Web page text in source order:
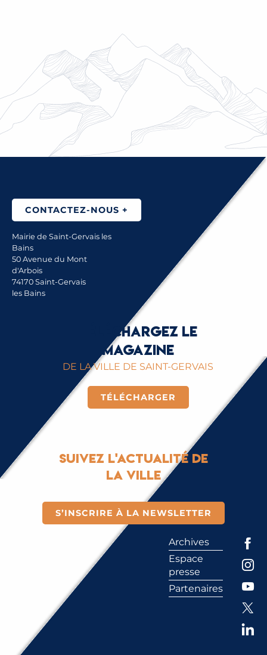
URBANISME, VOIRIE ET CONTRUCTION
ENVIRONNEMENT
EAU ET ASSAINISSEMENT
TRANSPORTS ET MOBILITÉ
ENQUÊTES ET CONCERTATIONS
PUBLIQUES
JURIDIQUE
NAISSANCES, MARIAGES, DÉCÈS ET
PARRAINAGES CIVILS
LOGEMENT & LOGEMENT SOCIAL
CONTACTEZ-NOUS +
Mairie de Saint-Gervais les
Bains
50 Avenue du Mont
d'Arbois
74170 Saint-Gervais
les Bains
Téléchargez le
magazine
DE LA VILLE DE SAINT-GERVAIS
TÉLÉCHARGER
Suivez l'actualité de
la ville
S’INSCRIRE À LA NEWSLETTER
Archives
Espace
presse
Partenaires